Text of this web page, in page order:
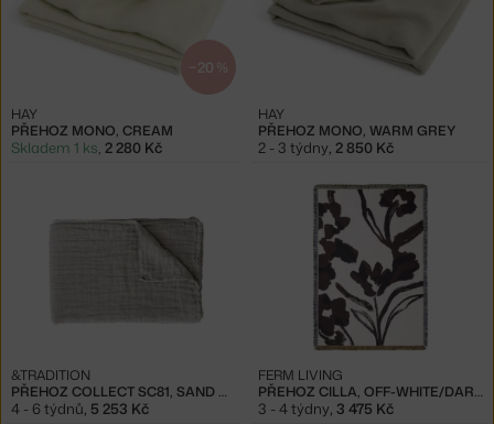
−20 %
PŘEHOZ MONO, CREAM
HAY
Skladem 1 ks, 2 280 Kč
PŘEHOZ MONO, WARM GREY
HAY
2 - 3 týdny, 2 850 Kč
PŘEHOZ COLLECT SC81, SAND & CLOUD
&TRADITION
4 - 6 týdnů, 5 253 Kč
PŘEHOZ CILLA, OFF-WHITE/DARK GRAPE
FERM LIVING
3 - 4 týdny, 3 475 Kč